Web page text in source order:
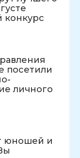
конкурс
посетили
личного
юношей и